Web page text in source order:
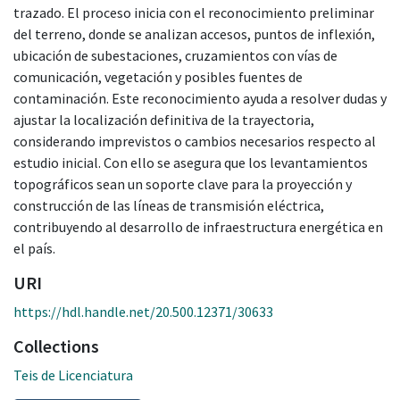
trazado. El proceso inicia con el reconocimiento preliminar
del terreno, donde se analizan accesos, puntos de inflexión,
ubicación de subestaciones, cruzamientos con vías de
comunicación, vegetación y posibles fuentes de
contaminación. Este reconocimiento ayuda a resolver dudas y
ajustar la localización definitiva de la trayectoria,
considerando imprevistos o cambios necesarios respecto al
estudio inicial. Con ello se asegura que los levantamientos
topográficos sean un soporte clave para la proyección y
construcción de las líneas de transmisión eléctrica,
contribuyendo al desarrollo de infraestructura energética en
el país.
URI
https://hdl.handle.net/20.500.12371/30633
Collections
Teis de Licenciatura